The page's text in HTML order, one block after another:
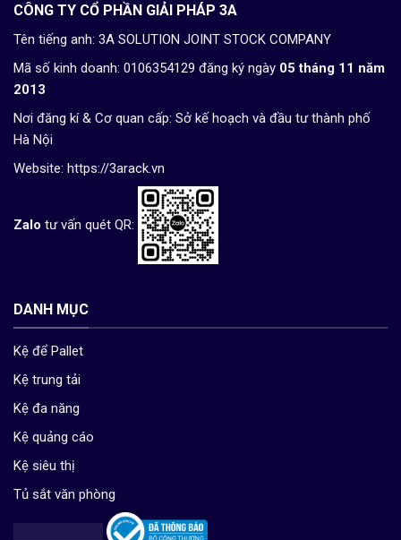
CÔNG TY CỔ PHẦN GIẢI PHÁP 3A
Tên tiếng anh: 3A SOLUTION JOINT STOCK COMPANY
Mã số kinh doanh: 0106354129 đăng ký ngày 05 tháng 11 năm
2013
Nơi đăng kí & Cơ quan cấp: Sở kế hoạch và đầu tư thành phố
Hà Nội
Website: https://3arack.vn
Zalo tư vấn quét QR:
DANH MỤC
Kệ để Pallet
Kệ trung tải
Kệ đa năng
Kệ quảng cáo
Kệ siêu thị
Tủ sắt văn phòng